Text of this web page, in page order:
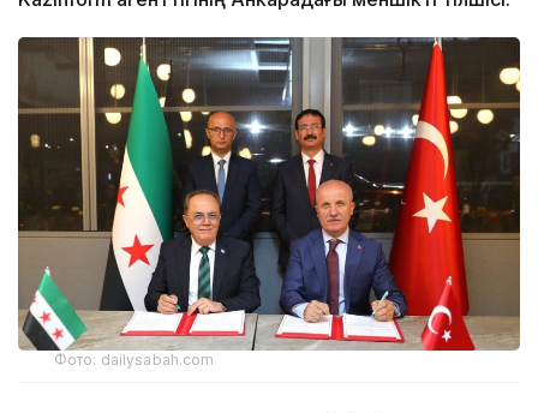
Фото: dailysabah.com